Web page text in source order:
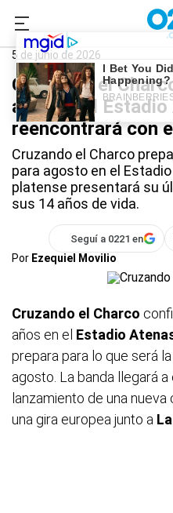
0221.com.ar La
5 de junio de 2026
Cruzando el
años en el
reencontrará con
Cruzando el Charco
para agosto en el
platense presentará su
sus 14 años de vida.
Seguí a 0221 en
Por Ezequiel Movilio
Cruzando el Charco
años en el Estadio
prepara para lo que será
agosto. La banda llegará
lanzamiento de una
una gira europea junto a